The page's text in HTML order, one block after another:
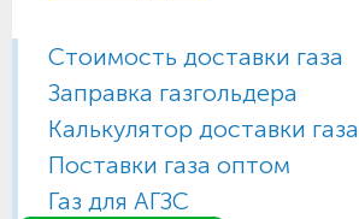
Стоимость доставки газа
Заправка газгольдера
Калькулятор доставки газа
Поставки газа оптом
Газ для АГЗС